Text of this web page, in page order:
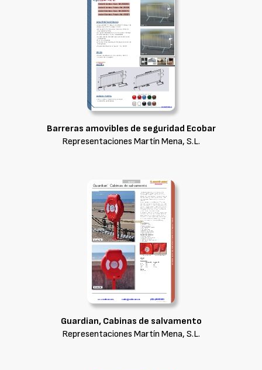
Barreras amovibles de seguridad Ecobar
Representaciones Martín Mena, S.L.
Guardian, Cabinas de salvamento
Representaciones Martín Mena, S.L.